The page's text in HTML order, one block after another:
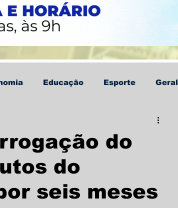
Educação Esporte Geral
do
do
seis meses